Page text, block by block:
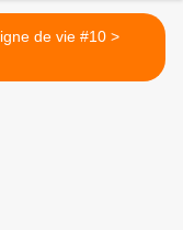
Signe de vie #10 >